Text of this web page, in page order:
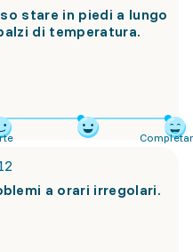
stare in piedi a lungo
di temperatura.
a orari irregolari.